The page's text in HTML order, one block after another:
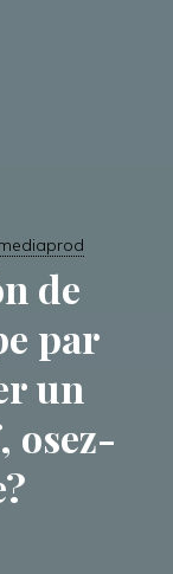
de
par
un
osez-